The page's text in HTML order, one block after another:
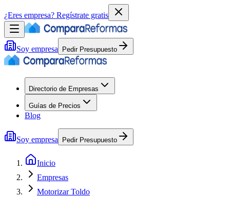
¿Eres empresa? Regístrate gratis
Soy empresa Pedir Presupuesto
Directorio de Empresas
Guías de Precios
Blog
Soy empresa Pedir Presupuesto
Inicio
Empresas
Motorizar Toldo